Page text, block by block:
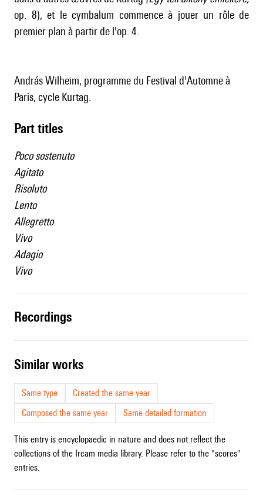
op. 8), et le cymbalum commence à jouer un rôle de
premier plan à partir de l'op. 4.
András Wilheim, programme du Festival d'Automne à
Paris, cycle Kurtag.
Part titles
Poco sostenuto
Agitato
Risoluto
Lento
Allegretto
Vivo
Adagio
Vivo
recordings
similar works
Same type
Created the same year
Composed the same year
Same detailed formation
This entry is encyclopaedic in nature and does not reflect the
collections of the Ircam media library. Please refer to the "scores"
entries.